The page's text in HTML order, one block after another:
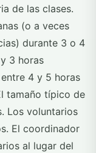
de las clases.
(o a veces
durante 3 o 4
3 horas
4 y 5 horas
tamaño típico de
Los voluntarios
El coordinador
al lugar del